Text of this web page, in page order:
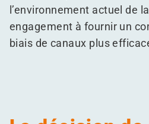
l’environnement actuel de
engagement à fournir un
biais de canaux plus